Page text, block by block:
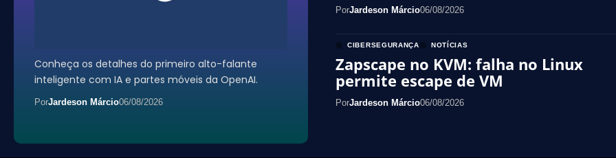
Conheça os detalhes do primeiro alto-falante
inteligente com IA e partes móveis da OpenAI.
PorJardeson Márcio06/08/2026
PorJardeson Márcio06/08/2026
CIBERSEGURANÇA NOTÍCIAS
Zapscape no KVM: falha no Linux
permite escape de VM
PorJardeson Márcio06/08/2026